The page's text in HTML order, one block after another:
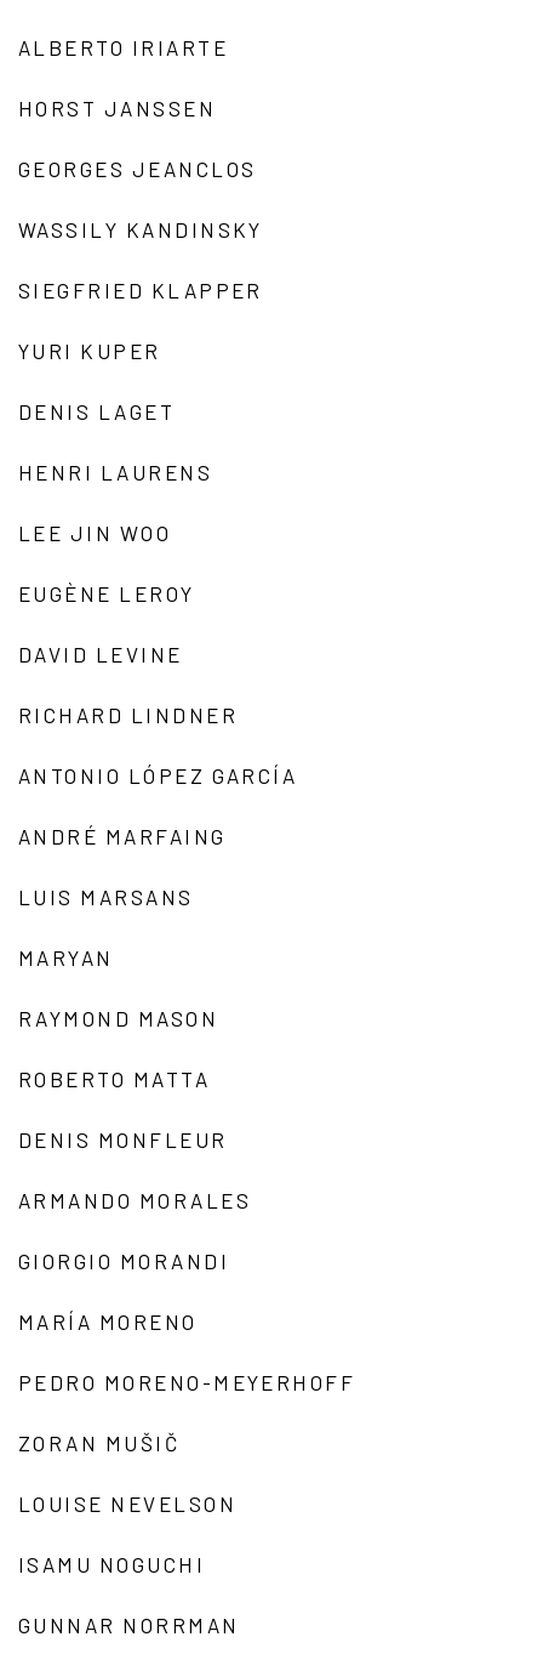
ALBERTO IRIARTE
HORST JANSSEN
GEORGES JEANCLOS
WASSILY KANDINSKY
SIEGFRIED KLAPPER
YURI KUPER
DENIS LAGET
HENRI LAURENS
LEE JIN WOO
EUGÈNE LEROY
DAVID LEVINE
RICHARD LINDNER
ANTONIO LÓPEZ GARCÍA
ANDRÉ MARFAING
LUIS MARSANS
MARYAN
RAYMOND MASON
ROBERTO MATTA
DENIS MONFLEUR
ARMANDO MORALES
GIORGIO MORANDI
MARÍA MORENO
PEDRO MORENO-MEYERHOFF
ZORAN MUŠIČ
LOUISE NEVELSON
ISAMU NOGUCHI
GUNNAR NORRMAN